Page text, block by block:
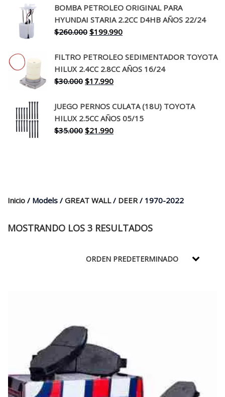
original
era:
$650.000.
actual
es:
$519.990.
BOMBA PETROLEO ORIGINAL PARA
HYUNDAI STARIA 2.2CC D4HB AÑOS 22/24
$260.000 El
original
era:
$260.000.
$199.990El
actual
es:
FILTRO PETROLEO SEDIMENTADOR TOYOTA
HILUX 2.4CC 2.8CC AÑOS 16/24
$30.000 El
original
era:
$30.000.
$17.990El
actual
es:
$17.990.
JUEGO PERNOS CULATA (18U) TOYOTA
HILUX 2.5CC AÑOS 05/15
$35.000 El
$21.990El
Inicio / Models / GREAT WALL/ DEER / 1970-2022
MOSTRANDO LOS 3 RESULTADOS